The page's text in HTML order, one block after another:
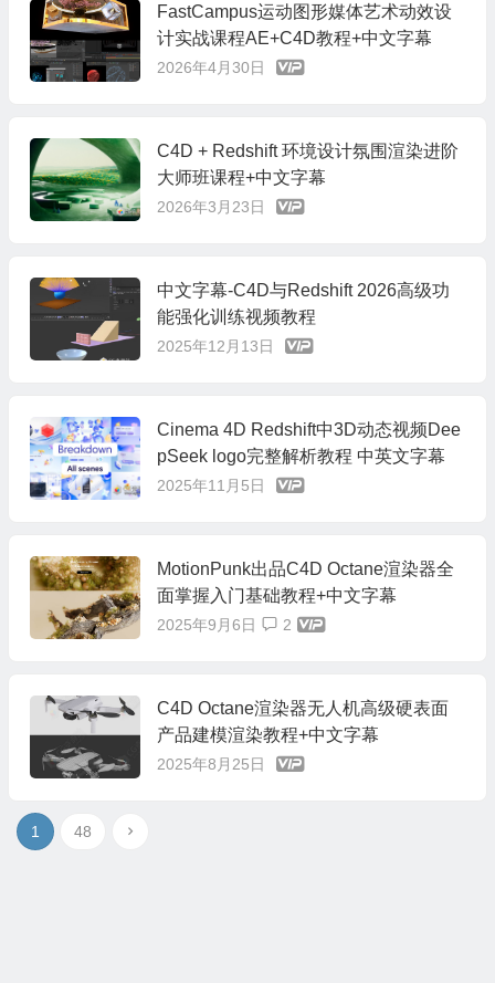
FastCampus运动图形媒体艺术动效设
计实战课程AE+C4D教程+中文字幕
2026年4月30日
C4D + Redshift 环境设计氛围渲染进阶
大师班课程+中文字幕
2026年3月23日
中文字幕-C4D与Redshift 2026高级功
能强化训练视频教程
2025年12月13日
Cinema 4D Redshift中3D动态视频Dee
pSeek logo完整解析教程 中英文字幕
2025年11月5日
MotionPunk出品C4D Octane渲染器全
面掌握入门基础教程+中文字幕
2025年9月6日 2
C4D Octane渲染器无人机高级硬表面
产品建模渲染教程+中文字幕
2025年8月25日
1 48